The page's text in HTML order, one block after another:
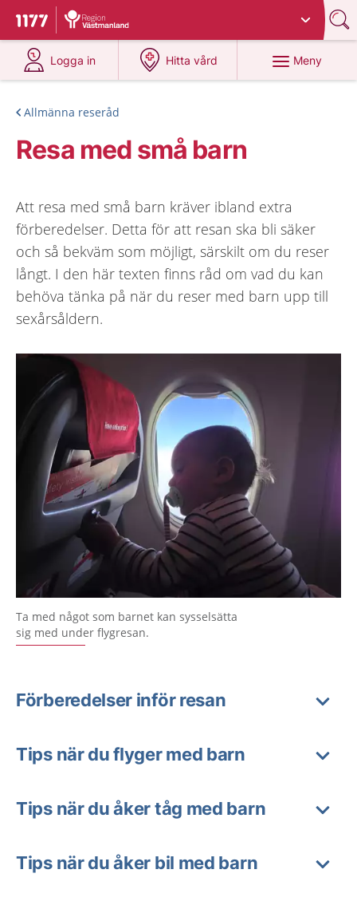
Till startsidan för 1177
Du har valt region
Logga in
på 1177.se
Hitta vård
på 1177.se
Meny
Allmänna reseråd
Resa med små barn
Att resa med små barn kräver ibland extra
förberedelser. Detta för att resan ska bli säker
och så bekväm som möjligt, särskilt om du reser
långt. I den här texten finns råd om vad du kan
behöva tänka på när du reser med barn upp till
sexårsåldern.
Ta med något som barnet kan sysselsätta
sig med under flygresan.
Förberedelser inför resan
Tips när du flyger med barn
Tips när du åker tåg med barn
Tips när du åker bil med barn